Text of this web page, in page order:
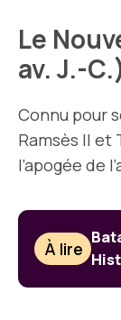
Le
av. J.-
Connu pour
Ramsès II
l’apogée de
À lire